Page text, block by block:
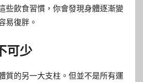
些飲食習慣，你會發現身體逐漸變
易復胖。
可少
質的另一大支柱。但並不是所有運